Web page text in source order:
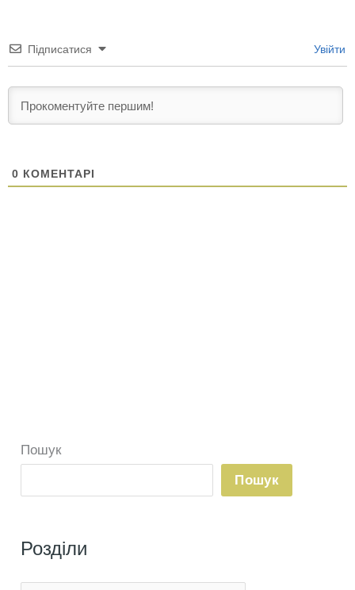
Підписатися Увійти
0 КОМЕНТАРІ
Пошук
Пошук
Розділи